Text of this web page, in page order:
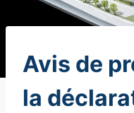
NON
CLASSÉ
Avis de
la